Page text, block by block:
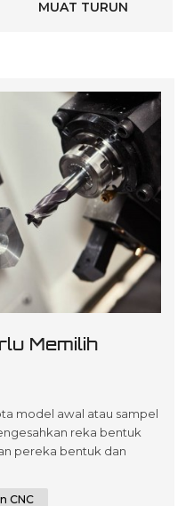
MUAT TURUN
Memilih
Prototaip?
model awal atau sampel
reka bentuk
pereka bentuk dan
CNC